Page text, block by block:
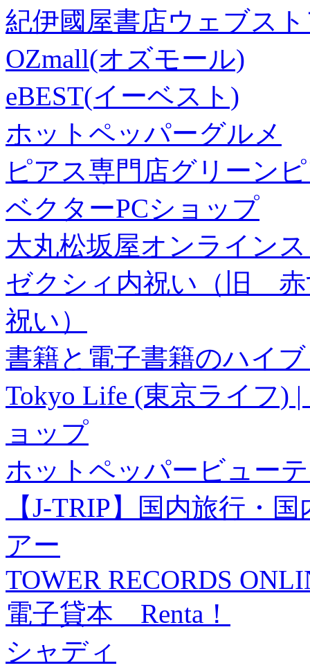
紀伊國屋書店ウェブス
OZmall(オズモール)
eBEST(イーベスト)
ホットペッパーグルメ
ピアス専門店グリーン
ベクターPCショップ
大丸松坂屋オンライン
ゼクシィ内祝い（旧 赤
祝い）
書籍と電子書籍のハイ
Tokyo Life (東京ライフ)
ョップ
ホットペッパービュー
【J-TRIP】国内旅行・
アー
TOWER RECORDS
電子貸本 Renta！
シャディ